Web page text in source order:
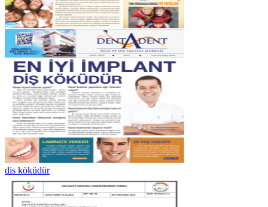
dis köküdür